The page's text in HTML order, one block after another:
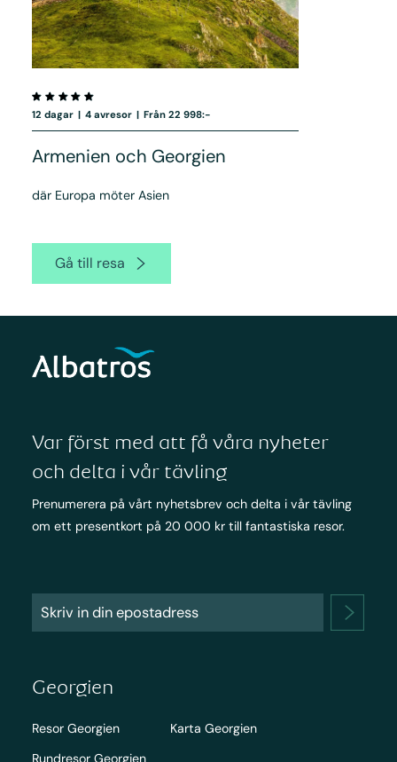
12 dagar | 4 avresor | Från 22 998:-
Armenien och Georgien
där Europa möter Asien
Gå till resa
Var först med att få våra nyheter
och delta i vår tävling
Prenumerera på vårt nyhetsbrev och delta i vår tävling
om ett presentkort på 20 000 kr till fantastiska resor.
Georgien
Resor Georgien
Rundresor Georgien
Karta Georgien